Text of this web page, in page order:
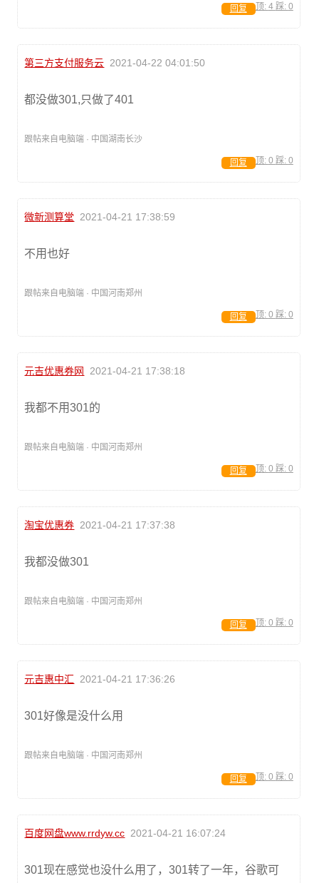
顶: 4 踩: 0
回复
第三方支付服务云 2021-04-22 04:01:50
都没做301,只做了401
跟帖来自电脑端 · 中国湖南长沙
顶: 0 踩: 0
回复
微新测算堂 2021-04-21 17:38:59
不用也好
跟帖来自电脑端 · 中国河南郑州
顶: 0 踩: 0
回复
元吉优惠券网 2021-04-21 17:38:18
我都不用301的
跟帖来自电脑端 · 中国河南郑州
顶: 0 踩: 0
回复
淘宝优惠券 2021-04-21 17:37:38
我都没做301
跟帖来自电脑端 · 中国河南郑州
顶: 0 踩: 0
回复
元吉惠中汇 2021-04-21 17:36:26
301好像是没什么用
跟帖来自电脑端 · 中国河南郑州
顶: 0 踩: 0
回复
百度网盘www.rrdyw.cc 2021-04-21 16:07:24
301现在感觉也没什么用了，301转了一年，谷歌可